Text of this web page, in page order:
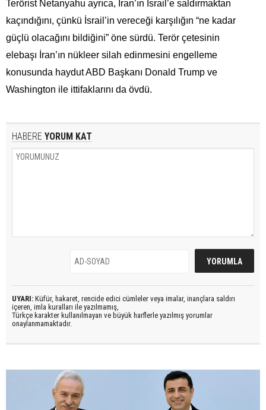
Terörist Netanyahu ayrıca, İran’ın İsrail’e saldırmaktan
kaçındığını, çünkü İsrail’in vereceği karşılığın “ne kadar
güçlü olacağını bildiğini” öne sürdü. Terör çetesinin
elebaşı İran’ın nükleer silah edinmesini engelleme
konusunda haydut ABD Başkanı Donald Trump ve
Washington ile ittifaklarını da övdü.
HABERE YORUM KAT
UYARI: Küfür, hakaret, rencide edici cümleler veya imalar, inançlara saldırı
içeren, imla kuralları ile yazılmamış,
Türkçe karakter kullanılmayan ve büyük harflerle yazılmış yorumlar
onaylanmamaktadır.